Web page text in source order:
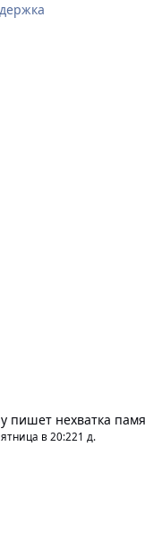
пишет нехватка
в 20:221 д.